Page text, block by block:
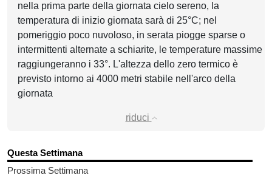
nella prima parte della giornata cielo sereno, la
temperatura di inizio giornata sarà di 25°C; nel
pomeriggio poco nuvoloso, in serata piogge sparse o
intermittenti alternate a schiarite, le temperature massime
raggiungeranno i 33°. L'altezza dello zero termico è
previsto intorno ai 4000 metri stabile nell'arco della
giornata
riduci
Questa Settimana
Prossima Settimana